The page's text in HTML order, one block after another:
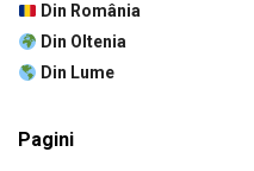
Din România
Din Oltenia
Din Lume
Pagini